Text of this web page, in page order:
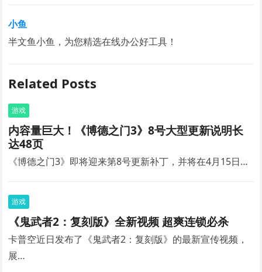
小鱼
半文鱼小鱼，为您精选在线办公好工具！
Related Posts
游戏
内容量巨大！《博德之门3》8号大型更新说明长
达48页
《博德之门3》即将迎来第8号更新补丁，并将在4月15日…
游戏
《鬼武者2：复刻版》全新视频 超爽连锁必杀
卡普空近日发布了《鬼武者2：复刻版》的最新宣传视频，
展…